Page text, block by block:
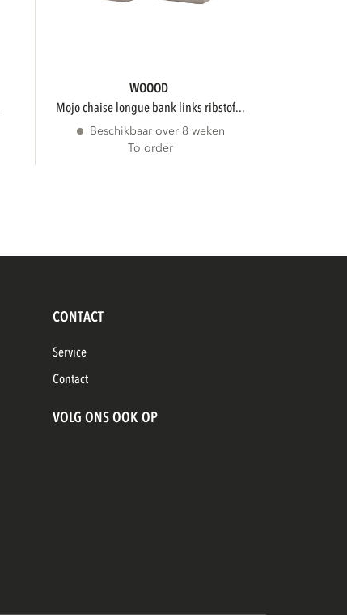
WOOOD
mojo chaise longue bank links ribstof...
Beschikbaar over 8 weken
To order
CONTACT
Service
Contact
VOLG ONS OOK OP